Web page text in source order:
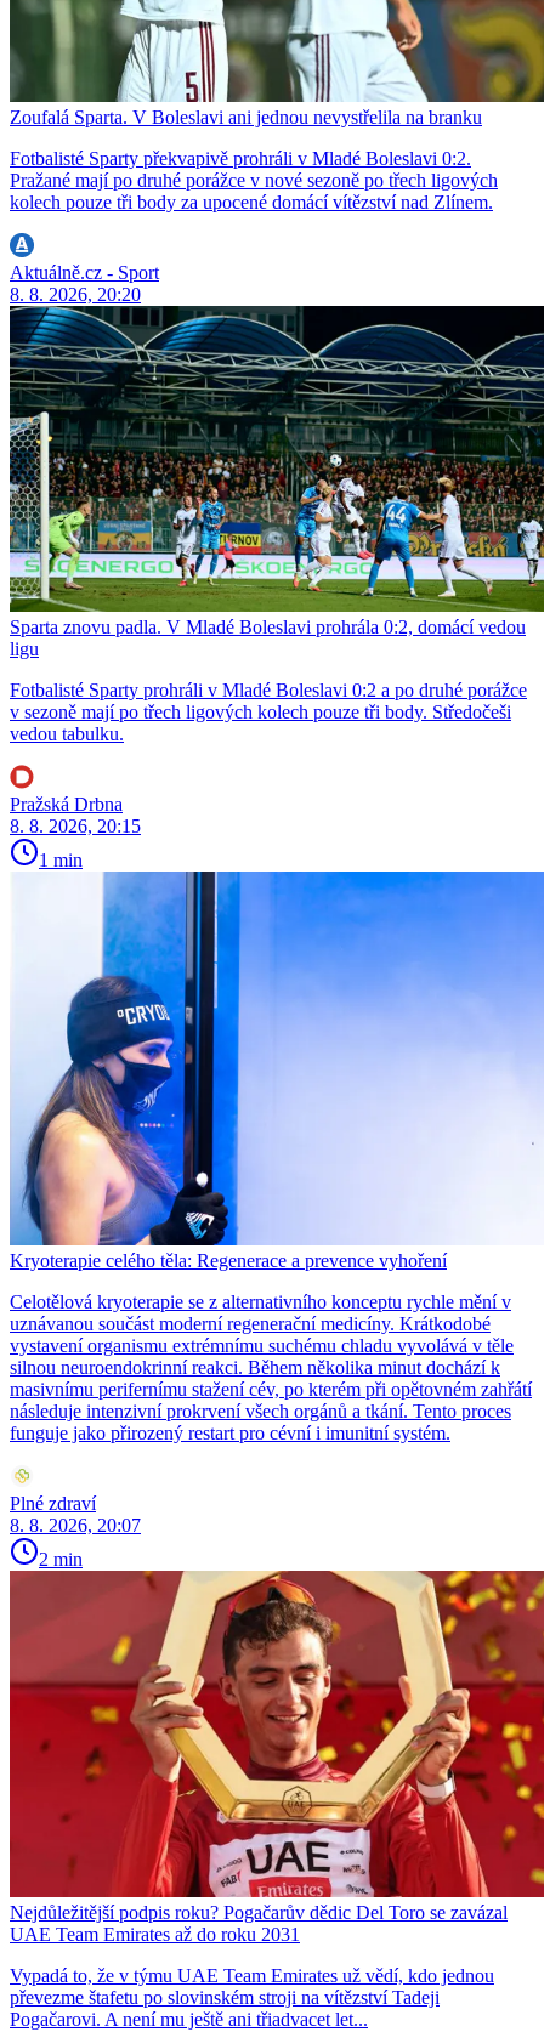
Zoufalá Sparta. V Boleslavi ani jednou nevystřelila na branku
Fotbalisté Sparty překvapivě prohráli v Mladé Boleslavi 0:2.
Pražané mají po druhé porážce v nové sezoně po třech ligových
kolech pouze tři body za upocené domácí vítězství nad Zlínem.
Aktuálně.cz - Sport
8. 8. 2026, 20:20
Sparta znovu padla. V Mladé Boleslavi prohrála 0:2, domácí vedou
ligu
Fotbalisté Sparty prohráli v Mladé Boleslavi 0:2 a po druhé porážce
v sezoně mají po třech ligových kolech pouze tři body. Středočeši
vedou tabulku.
Pražská Drbna
8. 8. 2026, 20:15
1 min
Kryoterapie celého těla: Regenerace a prevence vyhoření
Celotělová kryoterapie se z alternativního konceptu rychle mění v
uznávanou součást moderní regenerační medicíny. Krátkodobé
vystavení organismu extrémnímu suchému chladu vyvolává v těle
silnou neuroendokrinní reakci. Během několika minut dochází k
masivnímu perifernímu stažení cév, po kterém při opětovném zahřátí
následuje intenzivní prokrvení všech orgánů a tkání. Tento proces
funguje jako přirozený restart pro cévní i imunitní systém.
Plné zdraví
8. 8. 2026, 20:07
2 min
Nejdůležitější podpis roku? Pogačarův dědic Del Toro se zavázal
UAE Team Emirates až do roku 2031
Vypadá to, že v týmu UAE Team Emirates už vědí, kdo jednou
převezme štafetu po slovinském stroji na vítězství Tadeji
Pogačarovi. A není mu ještě ani třiadvacet let...